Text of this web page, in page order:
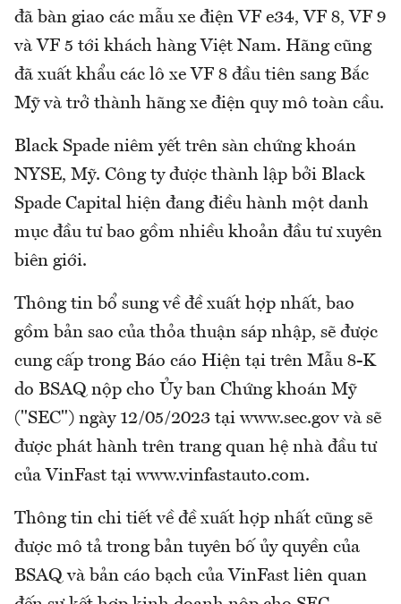
đã bàn giao các mẫu xe điện VF e34, VF 8, VF 9
và VF 5 tới khách hàng Việt Nam. Hãng cũng
đã xuất khẩu các lô xe VF 8 đầu tiên sang Bắc
Mỹ và trở thành hãng xe điện quy mô toàn cầu.
Black Spade niêm yết trên sàn chứng khoán
NYSE, Mỹ. Công ty được thành lập bởi Black
Spade Capital hiện đang điều hành một danh
mục đầu tư bao gồm nhiều khoản đầu tư xuyên
biên giới.
Thông tin bổ sung về đề xuất hợp nhất, bao
gồm bản sao của thỏa thuận sáp nhập, sẽ được
cung cấp trong Báo cáo Hiện tại trên Mẫu 8-K
do BSAQ nộp cho Ủy ban Chứng khoán Mỹ
("SEC") ngày 12/05/2023 tại www.sec.gov và sẽ
được phát hành trên trang quan hệ nhà đầu tư
của VinFast tại www.vinfastauto.com.
Thông tin chi tiết về đề xuất hợp nhất cũng sẽ
được mô tả trong bản tuyên bố ủy quyền của
BSAQ và bản cáo bạch của VinFast liên quan